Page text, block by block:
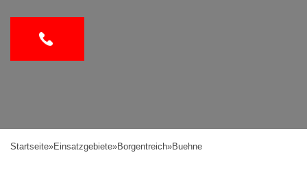
Startseite»Einsatzgebiete»Borgentreich»Buehne